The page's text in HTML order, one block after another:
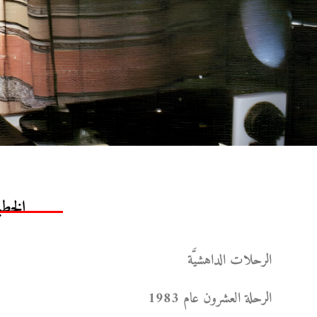
الرحلات الداهشيَّة
الرحلة العشرون عام 1983